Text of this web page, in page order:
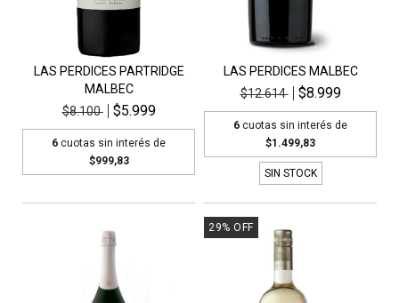
LAS PERDICES PARTRIDGE
MALBEC
$8.100
$5.999
6 cuotas sin interés de
$999,83
LAS PERDICES MALBEC
$12.614
$8.999
6 cuotas sin interés de
$1.499,83
SIN STOCK
29% OFF